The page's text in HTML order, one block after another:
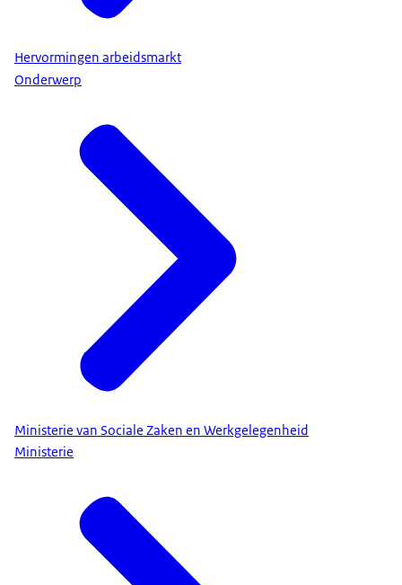
Hervormingen arbeidsmarkt
Onderwerp
Ministerie van Sociale Zaken en Werkgelegenheid
Ministerie